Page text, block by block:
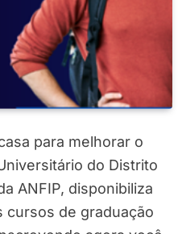
para melhorar o
do Distrito
ANFIP, disponibiliza
cursos de graduação